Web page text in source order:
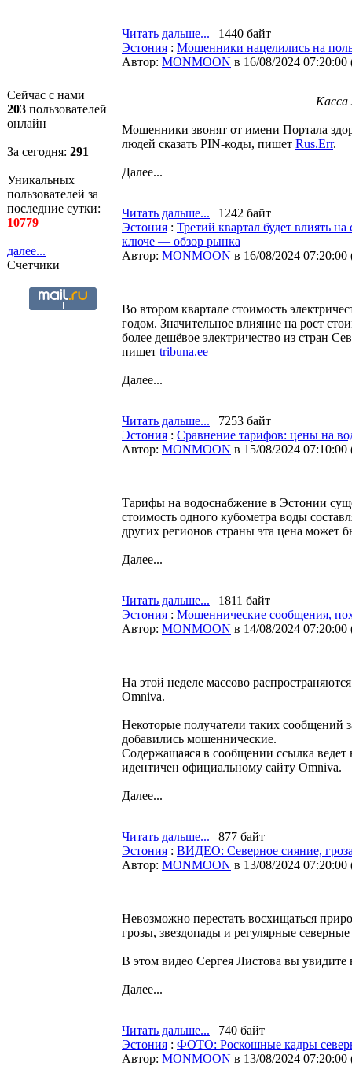
Сейчас с нами
203 пользователей
онлайн
За сегодня: 291
Уникальных
пользователей за
последние сутки:
10779
далее...
Счетчики
Читать дальше... | 1440 байт
Эстония : Мошенники нацелились на
Автор: MONMOON в 16/08/2024 07:20:00
Касса
Мошенники звонят от имени Портала
людей сказать PIN-коды, пишет Rus.Err.
Далее...
Читать дальше... | 1242 байт
Эстония : Третий квартал будет влиять
ключе — обзор рынка
Автор: MONMOON в 16/08/2024 07:20:00
Во втором квартале стоимость
годом. Значительное влияние на рост
более дешёвое электричество из стран
пишет tribuna.ee
Далее...
Читать дальше... | 7253 байт
Эстония : Сравнение тарифов: цены на
Автор: MONMOON в 15/08/2024 07:10:00
Тарифы на водоснабжение в Эстонии
стоимость одного кубометра воды
других регионов страны эта цена может
Далее...
Читать дальше... | 1811 байт
Эстония : Мошеннические сообщения,
Автор: MONMOON в 14/08/2024 07:20:00
На этой неделе массово
Omniva.
Некоторые получатели таких сообщений
добавились мошеннические.
Содержащаяся в сообщении ссылка
идентичен официальному сайту Omniva.
Далее...
Читать дальше... | 877 байт
Эстония : ВИДЕО: Северное сияние,
Автор: MONMOON в 13/08/2024 07:20:00
Невозможно перестать восхищаться
грозы, звездопады и регулярные
В этом видео Сергея Листова вы увидите
Далее...
Читать дальше... | 740 байт
Эстония : ФОТО: Роскошные кадры
Автор: MONMOON в 13/08/2024 07:20:00